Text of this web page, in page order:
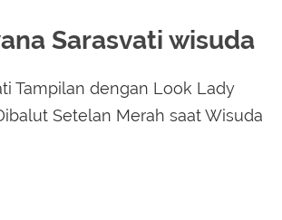
Sarasvati wisuda
Tampilan dengan Look Lady
Setelan Merah saat Wisuda